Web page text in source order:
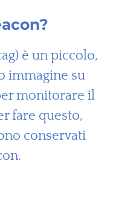
è un piccolo,
immagine su
monitorare il
fare questo,
conservati